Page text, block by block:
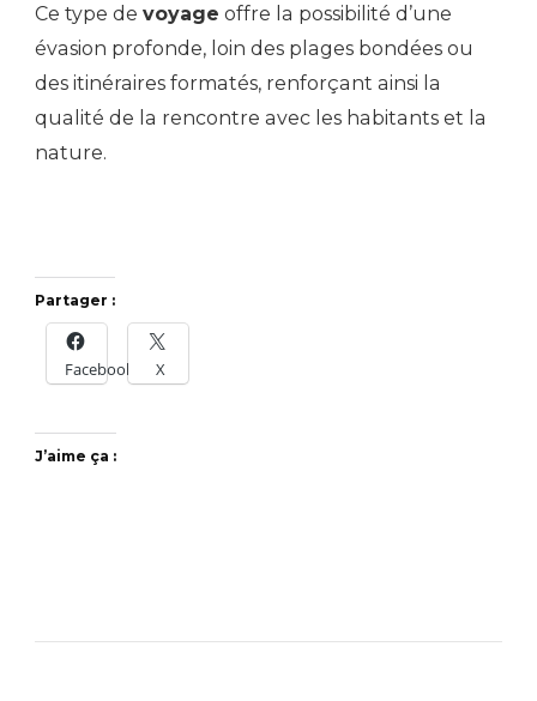
Ce type de voyage offre la possibilité d’une
évasion profonde, loin des plages bondées ou
des itinéraires formatés, renforçant ainsi la
qualité de la rencontre avec les habitants et la
nature.
Partager :
Facebook X
J’aime ça :